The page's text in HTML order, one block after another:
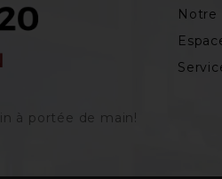
à portée de main‎!
Notre